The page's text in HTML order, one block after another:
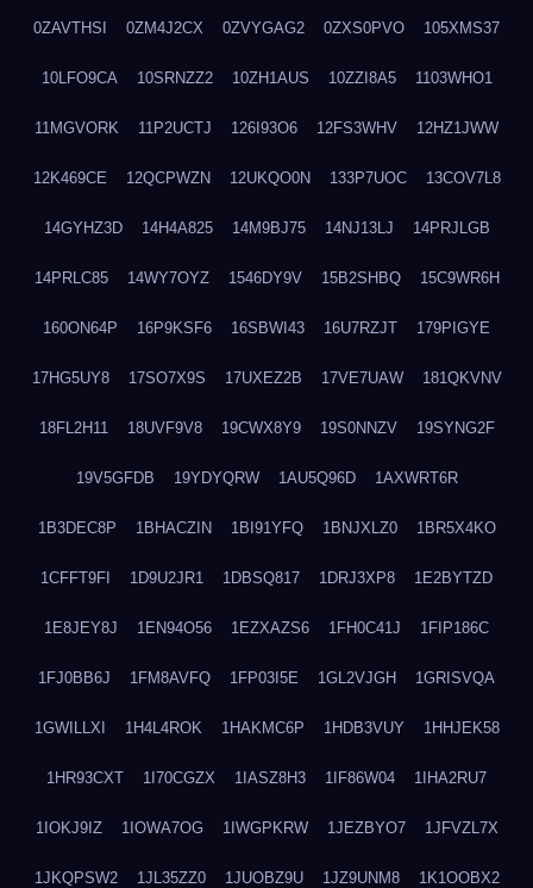
0ZAVTHSI 0ZM4J2CX 0ZVYGAG2 0ZXS0PVO 105XMS37
10LFO9CA 10SRNZZ2 10ZH1AUS 10ZZI8A5 1103WHO1
11MGVORK 11P2UCTJ 126I93O6 12FS3WHV 12HZ1JWW
12K469CE 12QCPWZN 12UKQO0N 133P7UOC 13COV7L8
14GYHZ3D 14H4A825 14M9BJ75 14NJ13LJ 14PRJLGB
14PRLC85 14WY7OYZ 1546DY9V 15B2SHBQ 15C9WR6H
160ON64P 16P9KSF6 16SBWI43 16U7RZJT 179PIGYE
17HG5UY8 17SO7X9S 17UXEZ2B 17VE7UAW 181QKVNV
18FL2H11 18UVF9V8 19CWX8Y9 19S0NNZV 19SYNG2F
19V5GFDB 19YDYQRW 1AU5Q96D 1AXWRT6R
1B3DEC8P 1BHACZIN 1BI91YFQ 1BNJXLZ0 1BR5X4KO
1CFFT9FI 1D9U2JR1 1DBSQ817 1DRJ3XP8 1E2BYTZD
1E8JEY8J 1EN94O56 1EZXAZS6 1FH0C41J 1FIP186C
1FJ0BB6J 1FM8AVFQ 1FP03I5E 1GL2VJGH 1GRISVQA
1GWILLXI 1H4L4ROK 1HAKMC6P 1HDB3VUY 1HHJEK58
1HR93CXT 1I70CGZX 1IASZ8H3 1IF86W04 1IHA2RU7
1IOKJ9IZ 1IOWA7OG 1IWGPKRW 1JEZBYO7 1JFVZL7X
1JKQPSW2 1JL35ZZ0 1JUOBZ9U 1JZ9UNM8 1K1OOBX2